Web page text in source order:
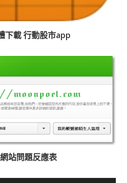
下載 行動股市app
站問題反應表